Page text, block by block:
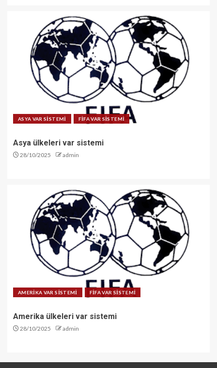
ASYA VAR SİSTEMİ FİFA VAR SİSTEMİ
Asya ülkeleri var sistemi
28/10/2025 admin
AMERİKA VAR SİSTEMİ FİFA VAR SİSTEMİ
Amerika ülkeleri var sistemi
28/10/2025 admin